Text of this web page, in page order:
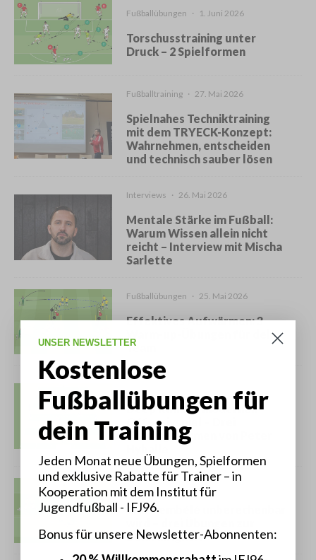
Fußballübungen · 1. Juni 2026
Torschusstraining unter
Druck – 2 Spielformen
Fußballtraining · 27. Mai 2026
Spielnahes Techniktraining
mit dem TRYECK-Konzept:
Wahrnehmen, entscheiden
und technisch sauber lösen
Interviews · 26. Mai 2026
Mentale Stärke im Fußball:
Warum Wissen allein nicht
reicht – Interview mit Mischa
Sarlette
Fußballübungen · 25. Mai 2026
Effektives Aufwärmen: 3
Warm-up-Übungen für dein
Team
Deep Runs im modernen
Offensivspiel – Drei
Trainingsformen von Peter
Fußballübungen 18. Mai 2026
Wie Dembélé unberechenbar
Beidfüßigkeit
UNSER NEWSLETTER
Kostenlose
Fußballübungen für
dein Training
Jeden Monat neue Übungen, Spielformen
und exklusive Rabatte für Trainer – in
Kooperation mit dem Institut für
Jugendfußball - IFJ96.
Bonus für unsere Newsletter-Abonnenten: